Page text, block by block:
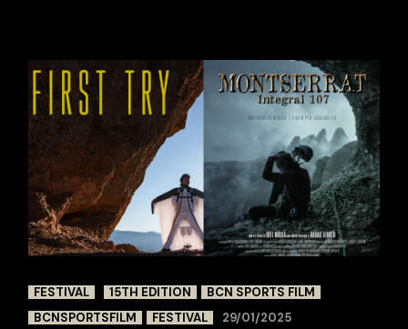
FESTIVAL 15TH EDITION
BCN SPORTS FILM
BCNSPORTSFILM
FESTIVAL 29/01/2025